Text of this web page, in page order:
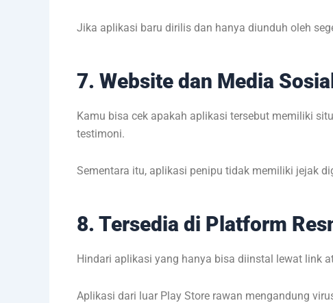
Jika aplikasi baru dirilis dan hanya diunduh oleh
7. Website dan Media
Kamu bisa cek apakah aplikasi tersebut memiliki
testimoni.
Sementara itu, aplikasi penipu tidak memiliki jejak
8. Tersedia di Platform
Hindari aplikasi yang hanya bisa diinstal lewat link
Aplikasi dari luar Play Store rawan mengandung